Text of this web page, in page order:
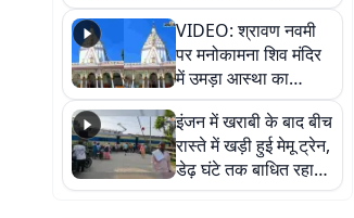
VIDEO: श्रावण नवमी
पर मनोकामना शिव मंदिर
में उमड़ा आस्था का
सैलाब, हर-हर महादेव के
जयघोष से गूंजा परिसर
इंजन में खराबी के बाद बीच
रास्ते में खड़ी हुई मेमू ट्रेन,
डेढ़ घंटे तक बाधित रहा
आवागमन